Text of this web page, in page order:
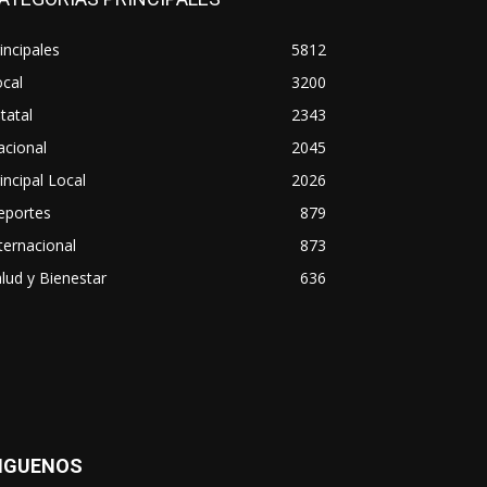
5812
3200
2343
2045
Local
2026
879
873
y Bienestar
636